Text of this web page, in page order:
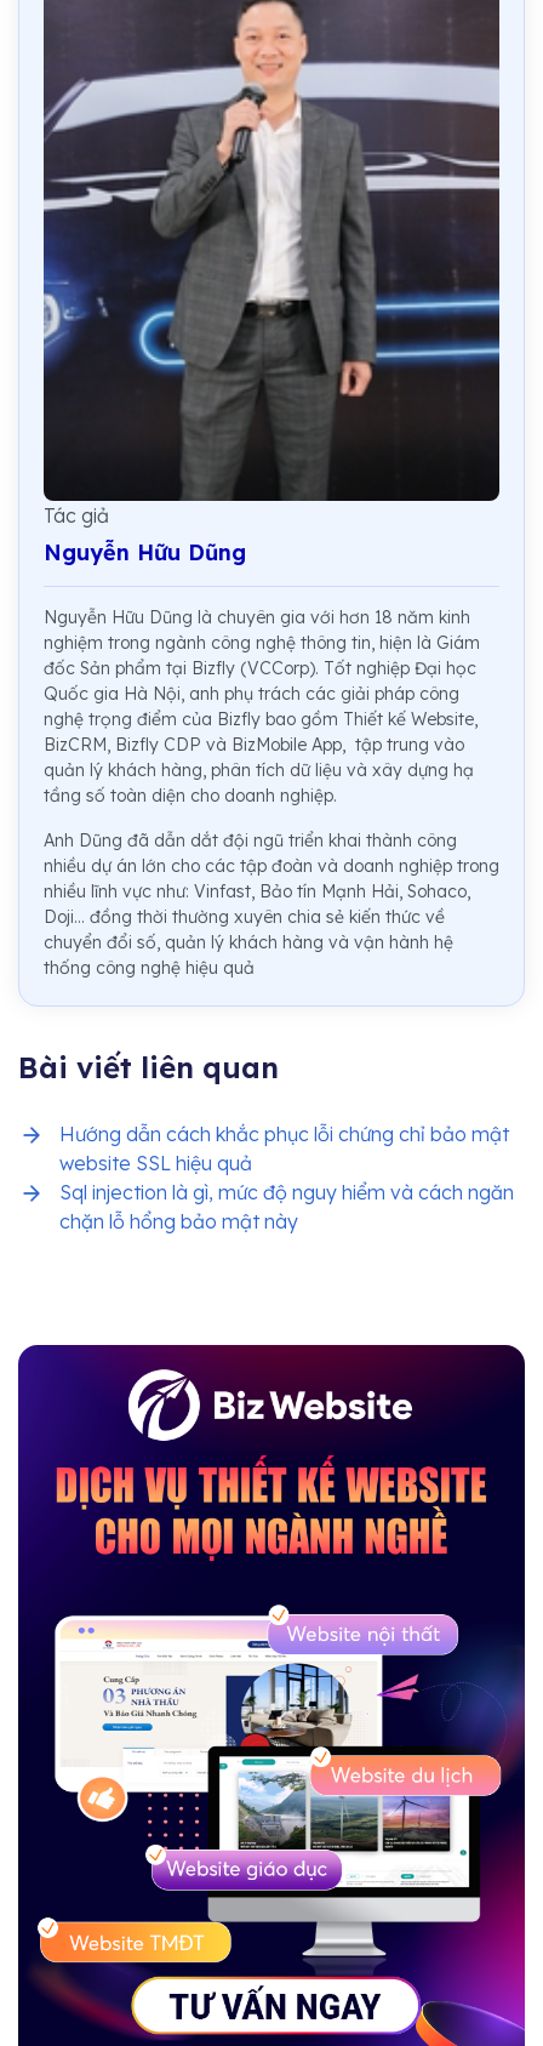
Tác giả
Nguyễn Hữu Dũng
Nguyễn Hữu Dũng là chuyên gia với hơn 18 năm kinh
nghiệm trong ngành công nghệ thông tin, hiện là Giám
đốc Sản phẩm tại Bizfly (VCCorp). Tốt nghiệp Đại học
Quốc gia Hà Nội, anh phụ trách các giải pháp công
nghệ trọng điểm của Bizfly bao gồm Thiết kế Website,
BizCRM, Bizfly CDP và BizMobile App, tập trung vào
quản lý khách hàng, phân tích dữ liệu và xây dựng hạ
tầng số toàn diện cho doanh nghiệp.
Anh Dũng đã dẫn dắt đội ngũ triển khai thành công
nhiều dự án lớn cho các tập đoàn và doanh nghiệp trong
nhiều lĩnh vực như: Vinfast, Bảo tín Mạnh Hải, Sohaco,
Doji... đồng thời thường xuyên chia sẻ kiến thức về
chuyển đổi số, quản lý khách hàng và vận hành hệ
thống công nghệ hiệu quả
Bài viết liên quan
Hướng dẫn cách khắc phục lỗi chứng chỉ bảo mật
website SSL hiệu quả
Sql injection là gì, mức độ nguy hiểm và cách ngăn
chặn lỗ hổng bảo mật này